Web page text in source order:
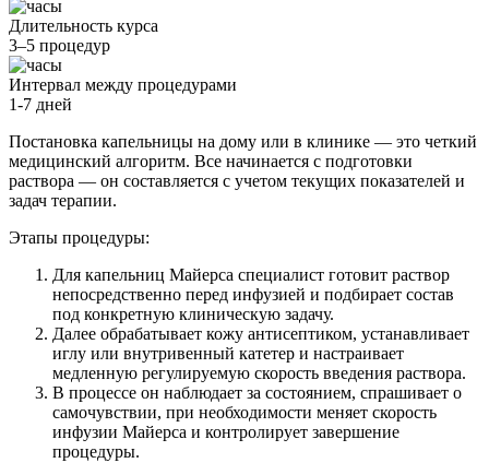
Длительность курса
3–5 процедур
Интервал между процедурами
1-7 дней
Постановка капельницы на дому или в клинике — это четкий
медицинский алгоритм. Все начинается с подготовки
раствора — он составляется с учетом текущих показателей и
задач терапии.
Этапы процедуры:
Для капельниц Майерса специалист готовит раствор
непосредственно перед инфузией и подбирает состав
под конкретную клиническую задачу.
Далее обрабатывает кожу антисептиком, устанавливает
иглу или внутривенный катетер и настраивает
медленную регулируемую скорость введения раствора.
В процессе он наблюдает за состоянием, спрашивает о
самочувствии, при необходимости меняет скорость
инфузии Майерса и контролирует завершение
процедуры.